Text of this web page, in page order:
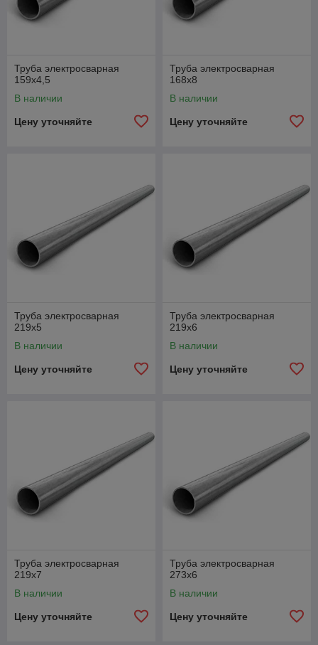
Труба электросварная
159х4,5
В наличии
Цену уточняйте
Труба электросварная
168х8
В наличии
Цену уточняйте
Труба электросварная
219х5
В наличии
Цену уточняйте
Труба электросварная
219х6
В наличии
Цену уточняйте
Труба электросварная
219х7
В наличии
Цену уточняйте
Труба электросварная
273х6
В наличии
Цену уточняйте